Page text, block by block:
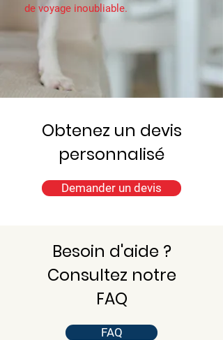
de voyage inoubliable.
Obtenez un devis
personnalisé
Demander un devis
Besoin d'aide ?
Consultez notre
FAQ
FAQ